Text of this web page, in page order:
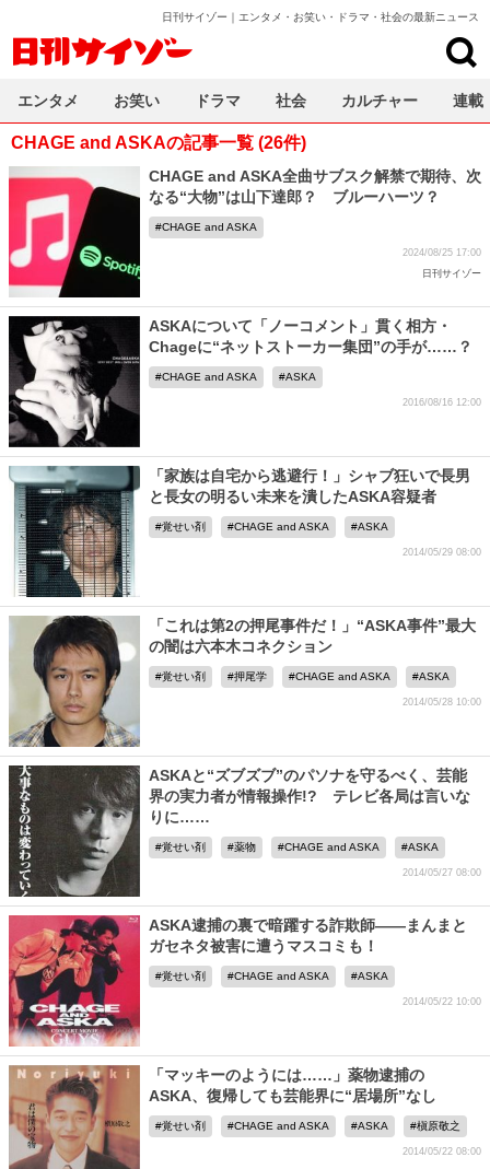
日刊サイゾー｜エンタメ・お笑い・ドラマ・社会の最新ニュース
CHAGE and ASKAの記事一覧 (26件)
CHAGE and ASKA全曲サブスク解禁で期待、次
なる“大物”は山下達郎？ ブルーハーツ？
CHAGE and ASKA
2024/08/25 17:00
日刊サイゾー
ASKAについて「ノーコメント」貫く相方・
Chageに“ネットストーカー集団”の手が……？
CHAGE and ASKA ASKA
2016/08/16 12:00
「家族は自宅から逃避行！」シャブ狂いで長男
と長女の明るい未来を潰したASKA容疑者
覚せい剤 CHAGE and ASKA ASKA
2014/05/29 08:00
「これは第2の押尾事件だ！」“ASKA事件”最大
の闇は六本木コネクション
覚せい剤 押尾学 CHAGE and ASKA ASKA
2014/05/28 10:00
ASKAと“ズブズブ”のパソナを守るべく、芸能
界の実力者が情報操作!? テレビ各局は言いな
りに……
覚せい剤 薬物 CHAGE and ASKA ASKA
2014/05/27 08:00
ASKA逮捕の裏で暗躍する詐欺師――まんまと
ガセネタ被害に遭うマスコミも！
覚せい剤 CHAGE and ASKA ASKA
2014/05/22 10:00
「マッキーのようには……」薬物逮捕の
ASKA、復帰しても芸能界に“居場所”なし
覚せい剤 CHAGE and ASKA ASKA 槇原敬之
2014/05/22 08:00
エンタメ お笑い ドラマ 社会 カルチャー 連載